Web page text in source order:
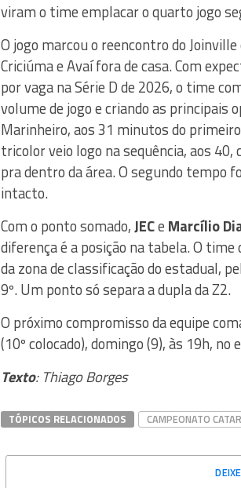
viram o time emplacar o quarto jogo
O jogo marcou o reencontro do
Criciúma e Avaí fora de casa. Com
por vaga na Série D de 2026, o time
volume de jogo e criando as
Marinheiro, aos 31 minutos do
tricolor veio logo na sequência, aos 40,
pra dentro da área. O segundo tempo
intacto.
Com o ponto somado,JECe Marcílio
diferença é a posição na tabela. O
da zona de classificação do estadual,
9º. Um ponto só separa a dupla da Z2.
O próximo compromisso da equipe
(10º colocado), domingo (9), às 19h,
Texto: Thiago Borges
TÓPICOS RELACIONADOS CAMPEONATO